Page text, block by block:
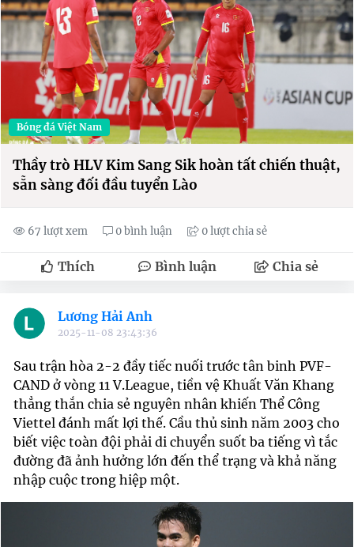
Bóng đá Việt Nam
Thầy trò HLV Kim Sang Sik hoàn tất chiến thuật,
sẵn sàng đối đầu tuyển Lào
67 lượt xem 0 bình luận 0 lượt chia sẻ
Thích Bình luận Chia sẻ
Lương Hải Anh
2025-11-08 23:43:36
Sau trận hòa 2-2 đầy tiếc nuối trước tân binh PVF-
CAND ở vòng 11 V.League, tiền vệ Khuất Văn Khang
thẳng thắn chia sẻ nguyên nhân khiến Thể Công
Viettel đánh mất lợi thế. Cầu thủ sinh năm 2003 cho
biết việc toàn đội phải di chuyển suốt ba tiếng vì tắc
đường đã ảnh hưởng lớn đến thể trạng và khả năng
nhập cuộc trong hiệp một.